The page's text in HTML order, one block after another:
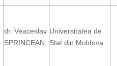
dr. Veaceslav
SPRINCEAN
Universitatea de
Stat din Moldova